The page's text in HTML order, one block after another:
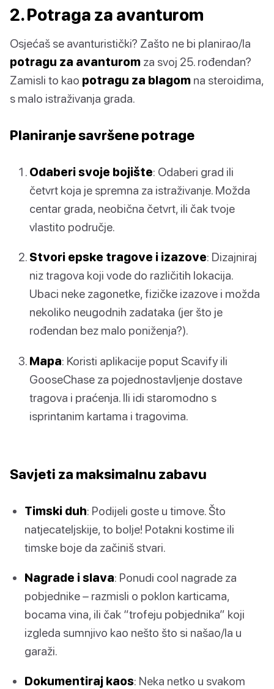
2. Potraga za avanturom
Osjećaš se avanturistički? Zašto ne bi planirao/la
potragu za avanturom za svoj 25. rođendan?
Zamisli to kao potragu za blagom na steroidima,
s malo istraživanja grada.
Planiranje savršene potrage
Odaberi svoje bojište: Odaberi grad ili
četvrt koja je spremna za istraživanje. Možda
centar grada, neobična četvrt, ili čak tvoje
vlastito područje.
Stvori epske tragove i izazove: Dizajniraj
niz tragova koji vode do različitih lokacija.
Ubaci neke zagonetke, fizičke izazove i možda
nekoliko neugodnih zadataka (jer što je
rođendan bez malo poniženja?).
Mapa: Koristi aplikacije poput Scavify ili
GooseChase za pojednostavljenje dostave
tragova i praćenja. Ili idi staromodno s
isprintanim kartama i tragovima.
Savjeti za maksimalnu zabavu
Timski duh: Podijeli goste u timove. Što
natjecateljskije, to bolje! Potakni kostime ili
timske boje da začiniš stvari.
Nagrade i slava: Ponudi cool nagrade za
pobjednike – razmisli o poklon karticama,
bocama vina, ili čak “trofeju pobjednika” koji
izgleda sumnjivo kao nešto što si našao/la u
garaži.
Dokumentiraj kaos: Neka netko u svakom